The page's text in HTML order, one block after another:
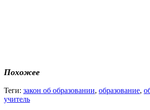
Похожее
Теги: закон об образовании, образование,
учитель